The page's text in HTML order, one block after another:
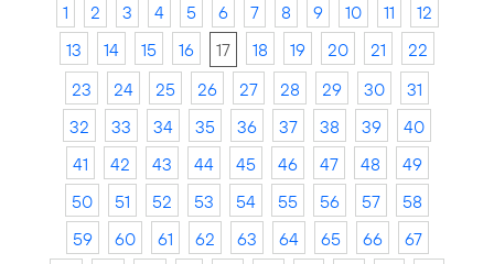
1 2 3 4 5 6 7 8 9 10 11
12
13
14 15 16 17 18 19 20 21
22
23
24 25 26 27 28 29 30
31
32
33 34 35 36 37 38 39
40
41
42 43 44 45 46 47 48
49
50
51 52 53 54 55 56 57
58
59
60 61 62 63 64 65 66
67